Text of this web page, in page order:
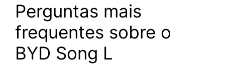
Perguntas mais
frequentes sobre o
BYD Song L